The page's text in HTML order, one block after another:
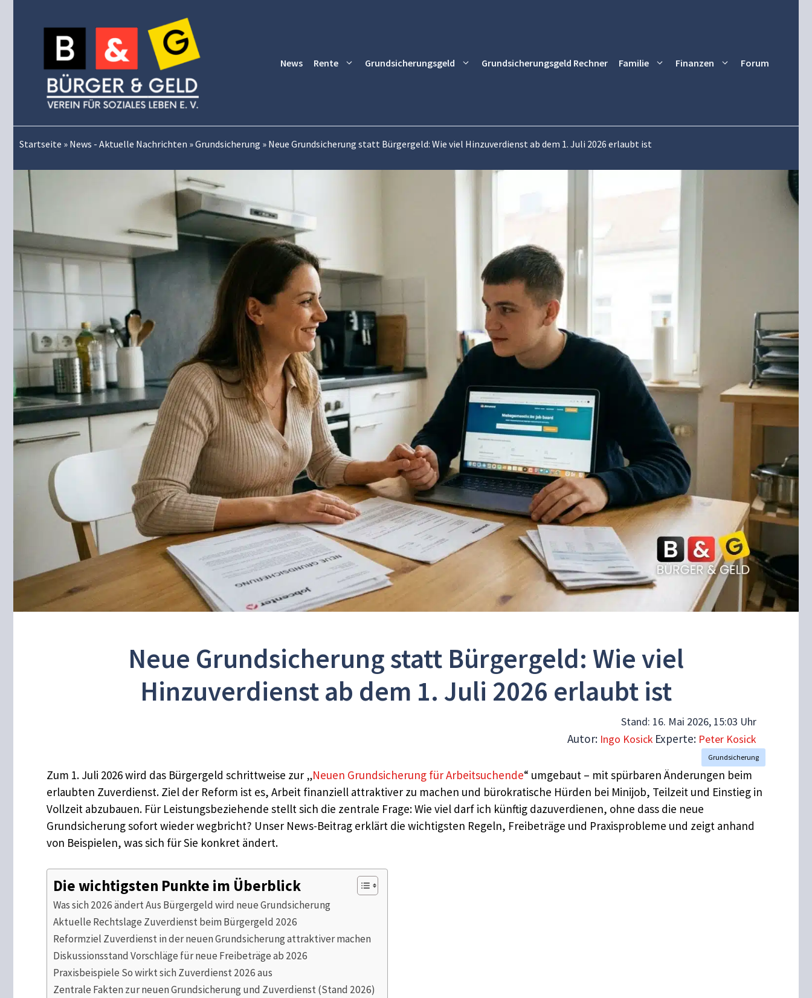
News Rente Grundsicherungsgeld Grundsicherungsgeld Rechner Familie Finanzen Forum
Startseite » News - Aktuelle Nachrichten »Grundsicherung » Neue Grundsicherung statt Bürgergeld: Wie viel Hinzuverdienst ab dem 1. Juli 2026 erlaubt ist
Neue Grundsicherung statt Bürgergeld: Wie viel
Hinzuverdienst ab dem 1. Juli 2026 erlaubt ist
Stand: 16. Mai 2026, 15:03 Uhr
Autor: Ingo Kosick Experte: Peter Kosick
Grundsicherung
Zum 1. Juli 2026 wird das Bürgergeld schrittweise zur „Neuen Grundsicherung für Arbeitsuchende“ umgebaut – mit spürbaren Änderungen beim
erlaubten Zuverdienst. Ziel der Reform ist es, Arbeit finanziell attraktiver zu machen und bürokratische Hürden bei Minijob, Teilzeit und Einstieg in
Vollzeit abzubauen. Für Leistungsbeziehende stellt sich die zentrale Frage: Wie viel darf ich künftig dazuverdienen, ohne dass die neue
Grundsicherung sofort wieder wegbricht? Unser News-Beitrag erklärt die wichtigsten Regeln, Freibeträge und Praxisprobleme und zeigt anhand
von Beispielen, was sich für Sie konkret ändert.
Die wichtigsten Punkte im Überblick
Was sich 2026 ändert Aus Bürgergeld wird neue Grundsicherung
Aktuelle Rechtslage Zuverdienst beim Bürgergeld 2026
Reformziel Zuverdienst in der neuen Grundsicherung attraktiver machen
Diskussionsstand Vorschläge für neue Freibeträge ab 2026
Praxisbeispiele So wirkt sich Zuverdienst 2026 aus
Zentrale Fakten zur neuen Grundsicherung und Zuverdienst (Stand 2026)